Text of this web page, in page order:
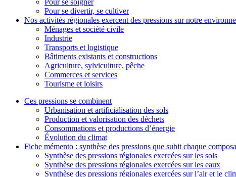
Pour se soigner
Pour se divertir, se cultiver
Nos activités régionales exercent des pressions sur notre
Ménages et société civile
Industrie
Transports et logistique
Bâtiments existants et constructions
Agriculture, sylviculture, pêche
Commerces et services
Tourisme et loisirs
Ces pressions se combinent
Urbanisation et artificialisation des sols
Production et valorisation des déchets
Consommations et productions d’énergie
Évolution du climat
Fiche mémento : synthèse des pressions que subit chaque
Synthèse des pressions régionales exercées sur les sols
Synthèse des pressions régionales exercées sur les eaux
Synthèse des pressions régionales exercées sur l’air et le